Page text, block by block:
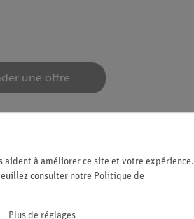
une offre
aident à améliorer ce site et votre expérience.
consulter notre Politique de
Plus de réglages